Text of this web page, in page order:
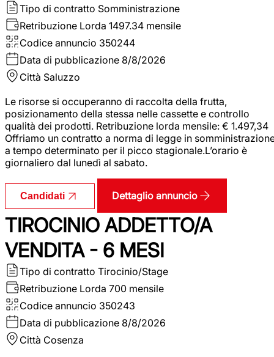
Tipo di contratto Somministrazione
Retribuzione Lorda 1497.34 mensile
Codice annuncio 350244
Data di pubblicazione 8/8/2026
Città Saluzzo
Le risorse si occuperanno di raccolta della frutta,
posizionamento della stessa nelle cassette e controllo
qualità dei prodotti. Retribuzione lorda mensile: € 1.497,34
Offriamo un contratto a norma di legge in
a tempo determinato per il picco stagionale.L’orario è
giornaliero dal lunedì al sabato.
Candidati Dettaglio annuncio
TIROCINIO ADDETTO/A
VENDITA - 6 MESI
Tipo di contratto Tirocinio/Stage
Retribuzione Lorda 700 mensile
Codice annuncio 350243
Data di pubblicazione 8/8/2026
Città Cosenza